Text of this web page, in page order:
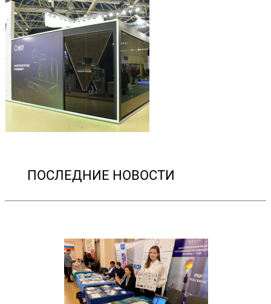
ПОСЛЕДНИЕ НОВОСТИ